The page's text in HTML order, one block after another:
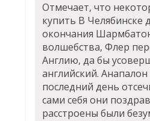
Отмечает, что
купить В Челябинске
окончания
волшебства, Флер
Англию, да бы
английский.
последний день
сами себя они
расстроены были